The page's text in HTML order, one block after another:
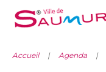
Accueil Agenda